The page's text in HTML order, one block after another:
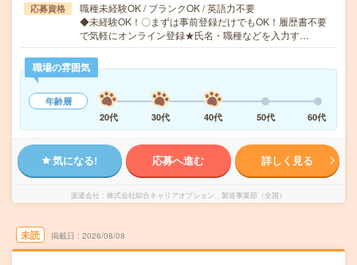
応募資格
職種未経験OK / ブランクOK / 英語力不要
◆未経験OK！〇まずは事前登録だけでもOK！履歴書不要
で気軽にオンライン登録★氏名・職種などを入力す…
職場の雰囲気
年齢層
20代
30代 40代 50代 60代
気になる! 応募へ進む 詳しく見る
派遣会社 株式会社綜合キャリアオプション 製造事業部（全国）
未読 掲載日 2026/08/08